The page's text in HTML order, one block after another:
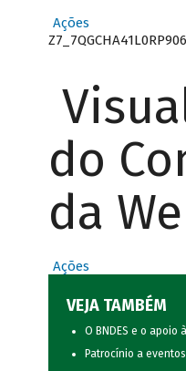
Ações
do
da
Ações
VEJA TAMBÉM
O BNDES e o apoio
Patrocínio a